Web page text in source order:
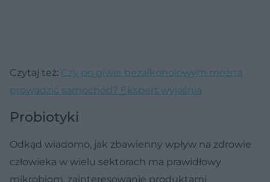
Czytaj też: Czy po piwie bezalkoholowym można
prowadzić samochód? Ekspert wyjaśnia
Probiotyki
Odkąd wiadomo, jak zbawienny wpływ na zdrowie
człowieka w wielu sektorach ma prawidłowy
mikrobiom, zainteresowanie produktami